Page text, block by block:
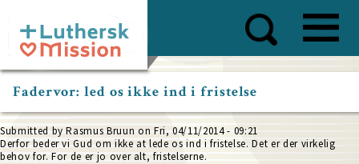
main
content
Fadervor: led os ikke ind i fristelse
Submitted byRasmus Bruun on Fri, 04/11/2014 - 09:21
Derfor beder vi Gud om ikke at lede os ind i fristelse. Det er der virkelig
behov for. For de er jo over alt, fristelserne.